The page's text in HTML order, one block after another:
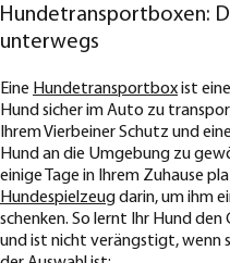
Hundetransportboxen:
unterwegs
Eine Hundetransportboxist
Hund sicher im Auto zu
Ihrem Vierbeiner Schutz und
Hund an die Umgebung zu
einige Tage in Ihrem Zuhause
Hundespielzeugdarin, um ihm
schenken. So lernt Ihr Hund
und ist nicht verängstigt, wenn